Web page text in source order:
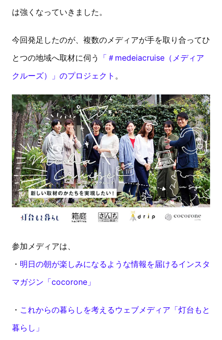
は強くなっていきました。
今回発足したのが、複数のメディアが手を取り合ってひ
とつの地域へ取材に伺う
「＃medeiacruise（メディア
クルーズ）」のプロジェクト 。
参加メディアは、
・ 明日の朝が楽しみになるような情報を届けるインスタ
マガジン「cocorone」
・ これからの暮らしを考えるウェブメディア「灯台もと
暮らし」